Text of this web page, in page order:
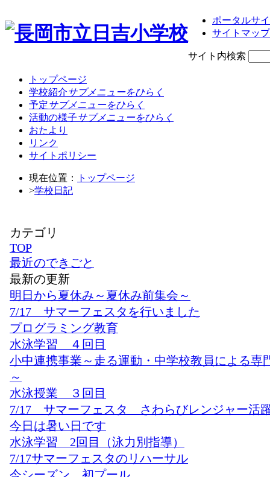
ポータルサ
サイトマップ
サイト内検索
トップページ
学校紹介サブメニューをひらく
予定サブメニューをひらく
活動の様子サブメニューをひらく
おたより
リンク
サイトポリシー
現在位置：
トップページ
>学校日記